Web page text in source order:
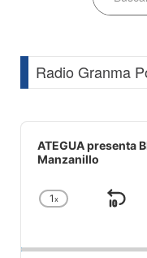
Radio Granma
Audio
Player
ATEGUA presenta
Manzanillo
Change
1x
Skip